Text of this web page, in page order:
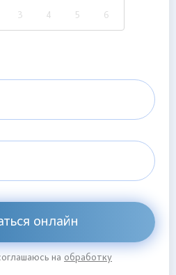
3 4 5 6
онлайн
на обработку